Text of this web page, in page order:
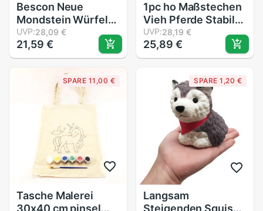
Bescon Neue
Mondstein Würfel
Orchidee,
polyedrisch Würfel
einstellen von 7
UVP:28,09 €
21,59 €
1pc ho Maßstechen
Vieh Pferde Stabile
1:87 Vieh Schuppen
Buidling Bausatz für
Bauernhof Tiere
UVP:28,19 €
25,89 €
SPARE 11,00 €
Tasche Malerei
30x40 cm pinsel
SPARE 1,20 €
Langsam
Steigenden Squishy